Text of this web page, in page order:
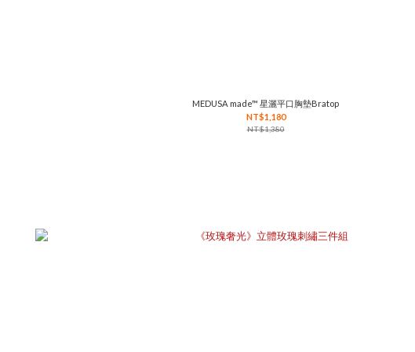
MEDUSA made™ 星灑平口胸墊Bratop
NT$1,180
NT$1,380